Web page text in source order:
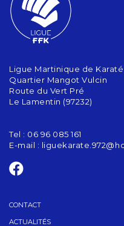
Ligue Martinique de
Quartier Mangot Vulcin
Route du Vert Pré
Le Lamentin (97232)
Tel : 06 96 085 161
E-mail :
CONTACT
ACTUALITÉS